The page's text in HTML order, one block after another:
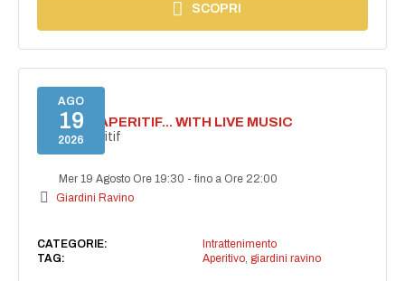
SCOPRI
AGO
19
2026
SECRET APERITIF... WITH LIVE MUSIC
Secret aperitif
Mer 19 Agosto Ore 19:30 -fino a Ore 22:00
Giardini Ravino
CATEGORIE:
Intrattenimento
TAG:
Aperitivo, giardini ravino